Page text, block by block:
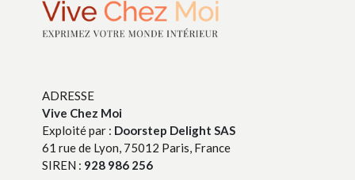
ADRESSE
Vive Chez Moi
Exploité par : Doorstep Delight SAS
61 rue de Lyon, 75012 Paris, France
SIREN : 928 986 256